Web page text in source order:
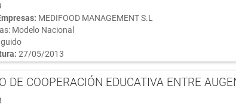
MEDIFOOD MANAGEMENT S.L
Modelo Nacional
27/05/2013
DE COOPERACIÓN EDUCATIVA ENTRE